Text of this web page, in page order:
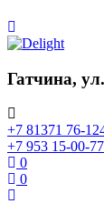
Гатчина,
+7 81371 76-
+7 953 15-00-
0
0